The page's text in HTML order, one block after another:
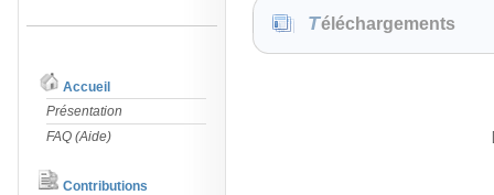
Accueil
Présentation
FAQ (Aide)
Contributions
Téléchargements